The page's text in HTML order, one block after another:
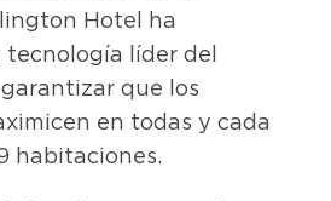
Hotel ha
líder del
que los
en todas y cada
habitaciones.